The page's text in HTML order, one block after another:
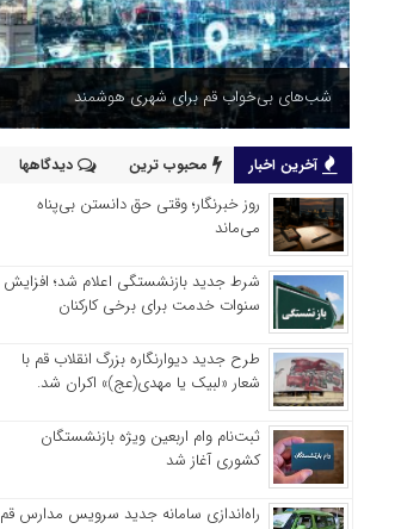
شب‌های بی‌خواب قم برای شهری هوشمند
آخرین اخبار محبوب ترین دیدگاهها
روز خبرنگار؛ وقتی حق دانستن بی‌پناه
می‌ماند
شرط جدید بازنشستگی اعلام شد؛ افزایش
سنوات خدمت برای برخی کارکنان
طرح جدید دیوارنگاره بزرگ انقلاب قم با
شعار «لبیک یا مهدی(عج)» اکران شد.
ثبت‌نام وام اربعین ویژه بازنشستگان
کشوری آغاز شد
راه‌اندازی سامانه جدید سرویس مدارس قم